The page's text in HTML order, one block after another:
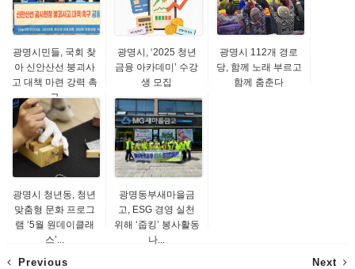
광명시민들, 국회 찾
아 신안산선 붕괴사
고 대책 마련 강력 촉
구
광명시, ‘2025 청년
금융 아카데미’ 수강
생 모집
광명시 112개 경로
당, 함께 노래 부르고
함께 춤춘다
광명시 청년동, 청년
맞춤형 문화 프로그
램 ‘5월 원데이클래
스’...
광명동부새마을금
고, ESG 경영 실천
위해 ‘줍킹’ 봉사활동
나...
Next
Previous